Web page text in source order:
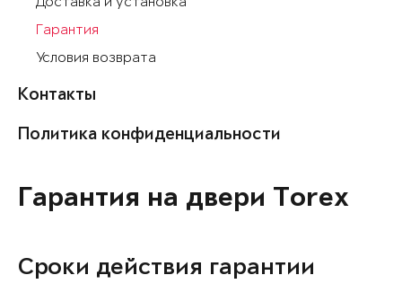
Гарантия
Условия возврата
Контакты
Политика конфиденциальности
Гарантия на двери Torex
Сроки действия гарантии